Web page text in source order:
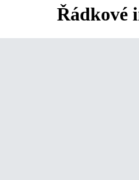
Řádkové